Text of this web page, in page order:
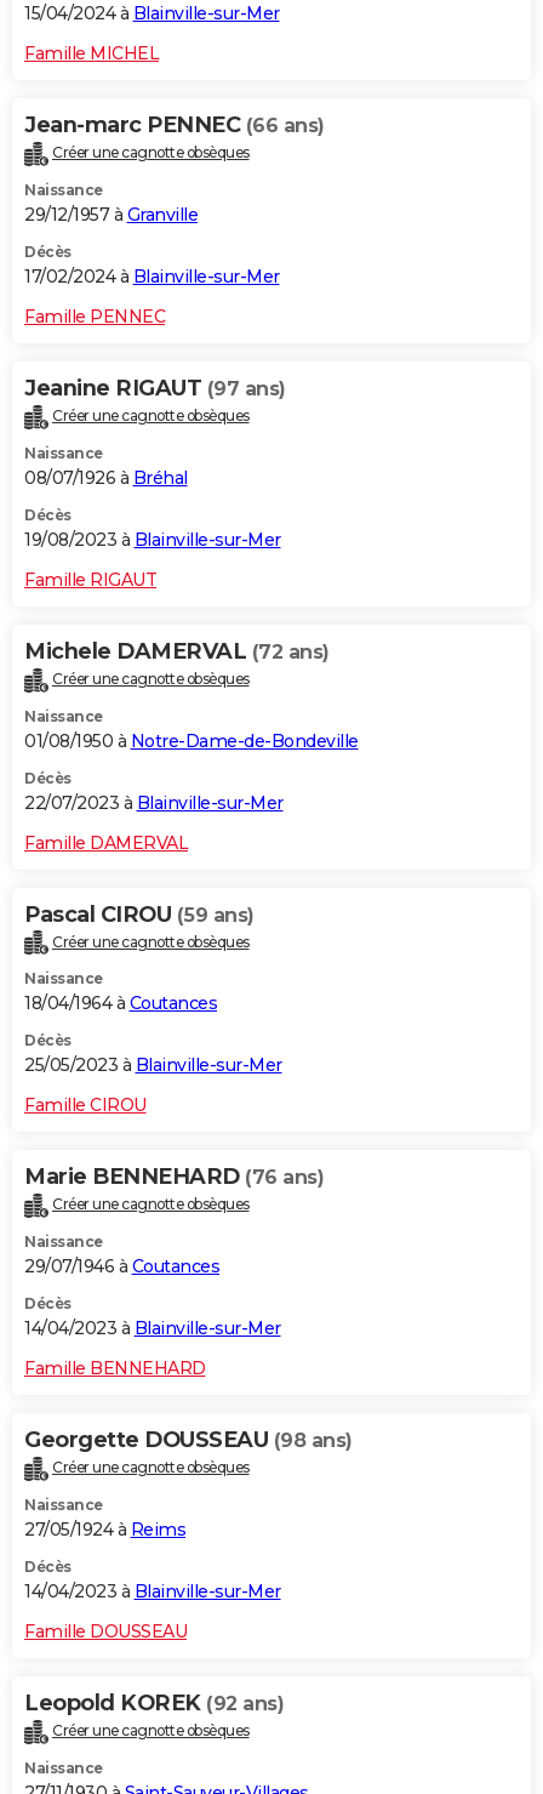
15/04/2024 à Blainville-sur-Mer
Famille MICHEL
Jean-marc PENNEC (66 ans)
Créer une cagnotte obsèques
Naissance
29/12/1957 à Granville
Décès
17/02/2024 à Blainville-sur-Mer
Famille PENNEC
Jeanine RIGAUT (97 ans)
Créer une cagnotte obsèques
Naissance
08/07/1926 à Bréhal
Décès
19/08/2023 à Blainville-sur-Mer
Famille RIGAUT
Michele DAMERVAL (72 ans)
Créer une cagnotte obsèques
Naissance
01/08/1950 à Notre-Dame-de-Bondeville
Décès
22/07/2023 à Blainville-sur-Mer
Famille DAMERVAL
Pascal CIROU (59 ans)
Créer une cagnotte obsèques
Naissance
18/04/1964 à Coutances
Décès
25/05/2023 à Blainville-sur-Mer
Famille CIROU
Marie BENNEHARD (76 ans)
Créer une cagnotte obsèques
Naissance
29/07/1946 à Coutances
Décès
14/04/2023 à Blainville-sur-Mer
Famille BENNEHARD
Georgette DOUSSEAU (98 ans)
Créer une cagnotte obsèques
Naissance
27/05/1924 à Reims
Décès
14/04/2023 à Blainville-sur-Mer
Famille DOUSSEAU
Leopold KOREK (92 ans)
Créer une cagnotte obsèques
Naissance